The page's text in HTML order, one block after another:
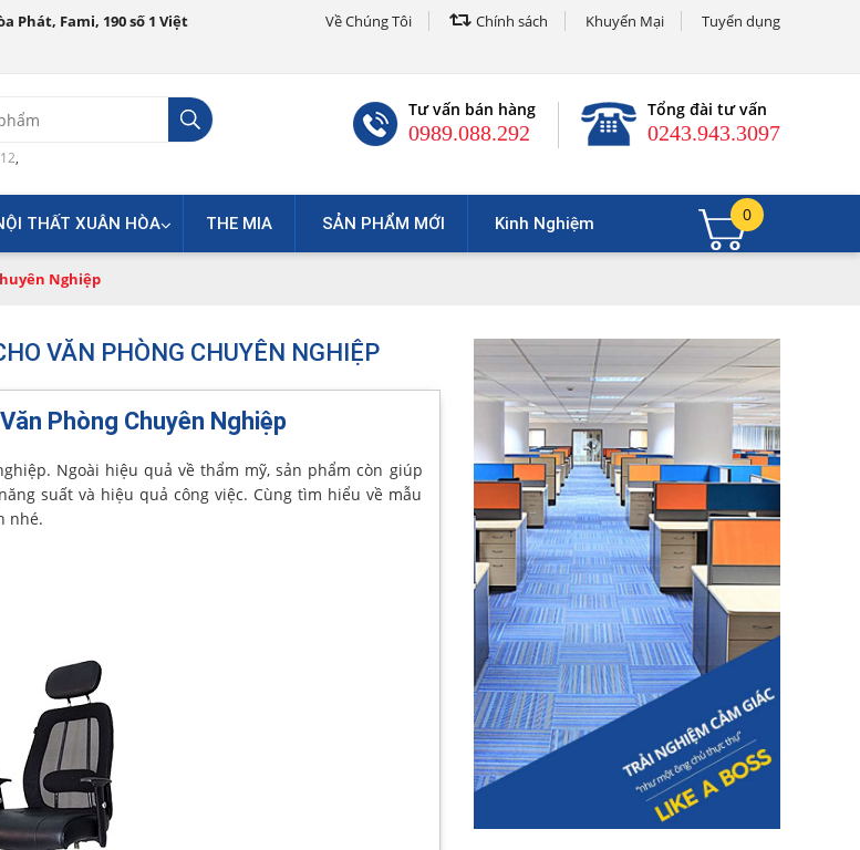
Phát, Fami, 190 số 1 Việt
Về Chúng Tôi Chính sách Khuyến Mại Tuyển dụng
,
Tư vấn bán hàng
0989.088.292
Tổng đài tư vấn
0243.943.3097
THẤT XUÂN HÒA THE MIA SẢN PHẨM MỚI Kinh Nghiệm 0
Nghiệp
VĂN PHÒNG CHUYÊN NGHIỆP
Phòng Chuyên Nghiệp
Ngoài hiệu quả về thẩm mỹ, sản phẩm còn giúp
suất và hiệu quả công việc. Cùng tìm hiểu về mẫu
nhé.